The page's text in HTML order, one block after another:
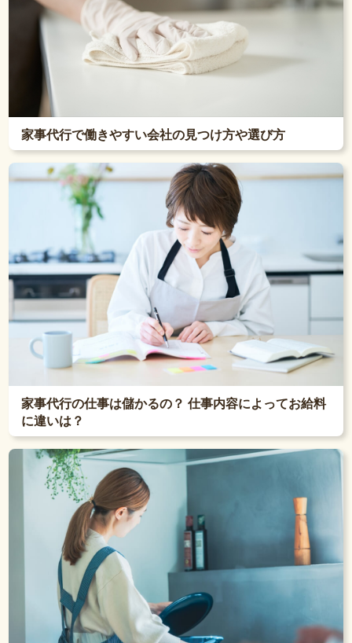
家事代行で働きやすい会社の見つけ方や選び方
家事代行の仕事は儲かるの？ 仕事内容によってお給料
に違いは？